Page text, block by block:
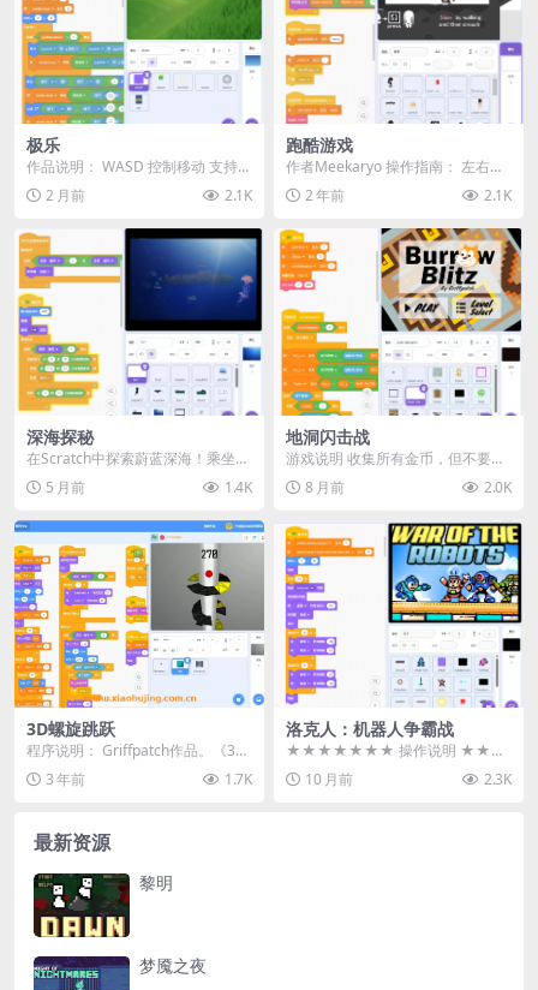
极乐
作品说明： WASD 控制移动 支持手
机操作及所有触控方式 控制方式是
从云端复制...
2 月前 2.1K
跑酷游戏
作者Meekaryo 操作指南： 左右箭
头键 – 移动 上箭头 &#...
2 年前 2.1K
深海探秘
在Scratch中探索蔚蓝深海！乘坐你
的红色小潜艇，向广阔海洋的深处
下潜，直至海...
5 月前 1.4K
地洞闪击战
游戏说明 收集所有金币，但不要被
困住或被压扁！ 操作方法 方向键 /
WASD：...
8 月前 2.0K
3D螺旋跳跃
程序说明： Griffpatch作品。《3D
螺旋跳跃》是一款基于Scratch平...
3 年前 1.7K
洛克人：机器人争霸战
★★★★★★★ 操作说明 ★★★
★★★★ 方向键 或 WASD → 移动
与跳跃 ...
10 月前 2.3K
最新资源
黎明
梦魇之夜